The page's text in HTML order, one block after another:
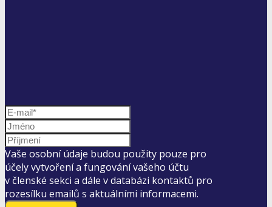
Vaše osobní údaje budou použity pouze pro
účely vytvoření a fungování vašeho účtu
v členské sekci a dále v databázi kontaktů pro
rozesílku emailů s aktuálními informacemi.